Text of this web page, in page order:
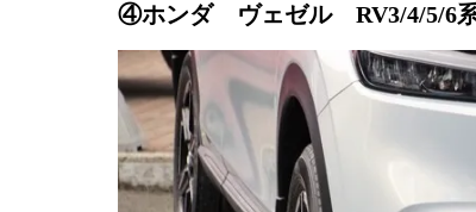
④ホンダ ヴェゼル RV3/4/5/6